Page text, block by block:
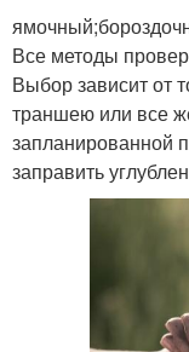
Все методы
Выбор зависит от
траншею или все
запланированной
заправить